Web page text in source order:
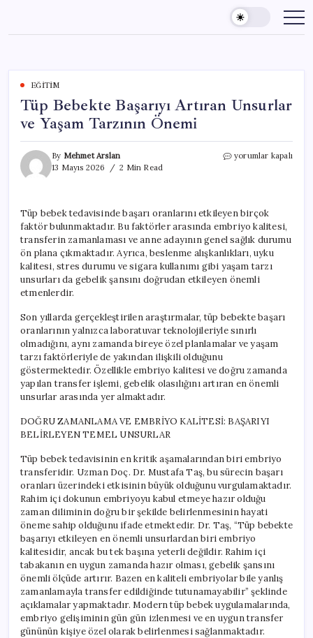
content
EĞITIM
Tüp Bebekte Başarıyı Artıran Unsurlar
ve Yaşam Tarzının Önemi
By Mehmet Arslan
13 Mayıs 2026
2 Min Read
Tüp
ve
Yaşam
Tarzının
Önemi
yorumlar kapalı
Tüp bebek tedavisinde başarı oranlarını etkileyen birçok
faktör bulunmaktadır. Bu faktörler arasında embriyo kalitesi,
transferin zamanlaması ve anne adayının genel sağlık durumu
ön plana çıkmaktadır. Ayrıca, beslenme alışkanlıkları, uyku
kalitesi, stres durumu ve sigara kullanımı gibi yaşam tarzı
unsurları da gebelik şansını doğrudan etkileyen önemli
etmenlerdir.
Son yıllarda gerçekleştirilen araştırmalar, tüp bebekte başarı
oranlarının yalnızca laboratuvar teknolojileriyle sınırlı
olmadığını, aynı zamanda bireye özel planlamalar ve yaşam
tarzı faktörleriyle de yakından ilişkili olduğunu
göstermektedir. Özellikle embriyo kalitesi ve doğru zamanda
yapılan transfer işlemi, gebelik olasılığını artıran en önemli
unsurlar arasında yer almaktadır.
DOĞRU ZAMANLAMA VE EMBRİYO KALİTESİ: BAŞARIYI
BELİRLEYEN TEMEL UNSURLAR
Tüp bebek tedavisinin en kritik aşamalarından biri embriyo
transferidir. Uzman Doç. Dr. Mustafa Taş, bu sürecin başarı
oranları üzerindeki etkisinin büyük olduğunu vurgulamaktadır.
Rahim içi dokunun embriyoyu kabul etmeye hazır olduğu
zaman diliminin doğru bir şekilde belirlenmesinin hayati
öneme sahip olduğunu ifade etmektedir. Dr. Taş, “Tüp bebekte
başarıyı etkileyen en önemli unsurlardan biri embriyo
kalitesidir, ancak bu tek başına yeterli değildir. Rahim içi
tabakanın en uygun zamanda hazır olması, gebelik şansını
önemli ölçüde artırır. Bazen en kaliteli embriyolar bile yanlış
zamanlamayla transfer edildiğinde tutunamayabilir” şeklinde
açıklamalar yapmaktadır. Modern tüp bebek uygulamalarında,
embriyo gelişiminin gün gün izlenmesi ve en uygun transfer
gününün kişiye özel olarak belirlenmesi sağlanmaktadır.